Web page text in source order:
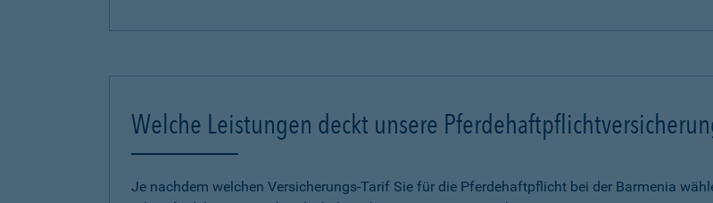
Welche Leistungen deckt unsere
Je nachdem welchen Versicherungs-Tarif Sie für die Pferdehaftpflicht bei der Barmenia